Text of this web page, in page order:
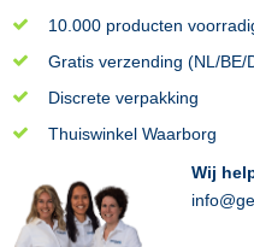
10.000 producten
Gratis verzending (NL/BE/
Discrete verpakking
Thuiswinkel Waarborg
Wij